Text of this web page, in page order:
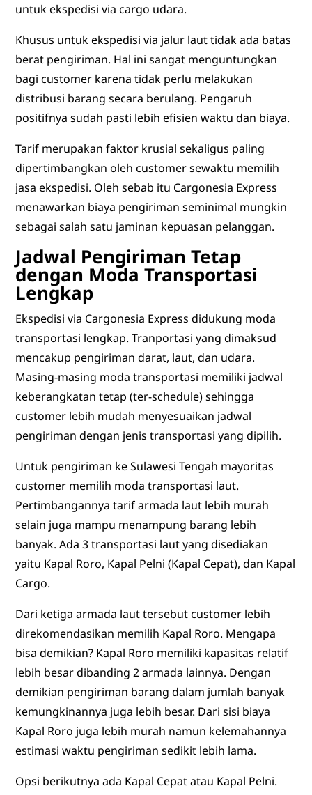
untuk ekspedisi via cargo udara.
Khusus untuk ekspedisi via jalur laut tidak ada batas
berat pengiriman. Hal ini sangat menguntungkan
bagi customer karena tidak perlu melakukan
distribusi barang secara berulang. Pengaruh
positifnya sudah pasti lebih efisien waktu dan biaya.
Tarif merupakan faktor krusial sekaligus paling
dipertimbangkan oleh customer sewaktu memilih
jasa ekspedisi. Oleh sebab itu Cargonesia Express
menawarkan biaya pengiriman seminimal mungkin
sebagai salah satu jaminan kepuasan pelanggan.
Jadwal Pengiriman Tetap
dengan Moda Transportasi
Lengkap
Ekspedisi via Cargonesia Express didukung moda
transportasi lengkap. Tranportasi yang dimaksud
mencakup pengiriman darat, laut, dan udara.
Masing-masing moda transportasi memiliki jadwal
keberangkatan tetap (ter-schedule) sehingga
customer lebih mudah menyesuaikan jadwal
pengiriman dengan jenis transportasi yang dipilih.
Untuk pengiriman ke Sulawesi Tengah mayoritas
customer memilih moda transportasi laut.
Pertimbangannya tarif armada laut lebih murah
selain juga mampu menampung barang lebih
banyak. Ada 3 transportasi laut yang disediakan
yaitu Kapal Roro, Kapal Pelni (Kapal Cepat), dan Kapal
Cargo.
Dari ketiga armada laut tersebut customer lebih
direkomendasikan memilih Kapal Roro. Mengapa
bisa demikian? Kapal Roro memiliki kapasitas relatif
lebih besar dibanding 2 armada lainnya. Dengan
demikian pengiriman barang dalam jumlah banyak
kemungkinannya juga lebih besar. Dari sisi biaya
Kapal Roro juga lebih murah namun kelemahannya
estimasi waktu pengiriman sedikit lebih lama.
Opsi berikutnya ada Kapal Cepat atau Kapal Pelni.